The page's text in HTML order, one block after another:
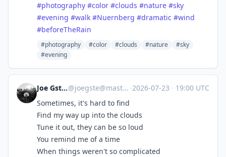
#photography #color #clouds #nature #sky
#evening #walk #Nuernberg #dramatic #wind
#beforeTheRain
#photography #color #clouds #nature
#sky
#evening
Joe Gstettner@joegste@mastodon.social ·2026-07-23 · 19:00 UTC
Sometimes, it's hard to find
Find my way up into the clouds
Tune it out, they can be so loud
You remind me of a time
When things weren't so complicated